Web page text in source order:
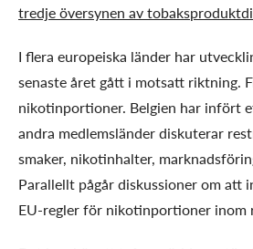
tredje översynen av
I flera europeiska länder har
senaste året gått i motsatt riktning.
nikotinportioner. Belgien har infört
andra medlemsländer diskuterar
smaker, nikotinhalter,
Parallellt pågår diskussioner om att
EU-regler för nikotinportioner inom